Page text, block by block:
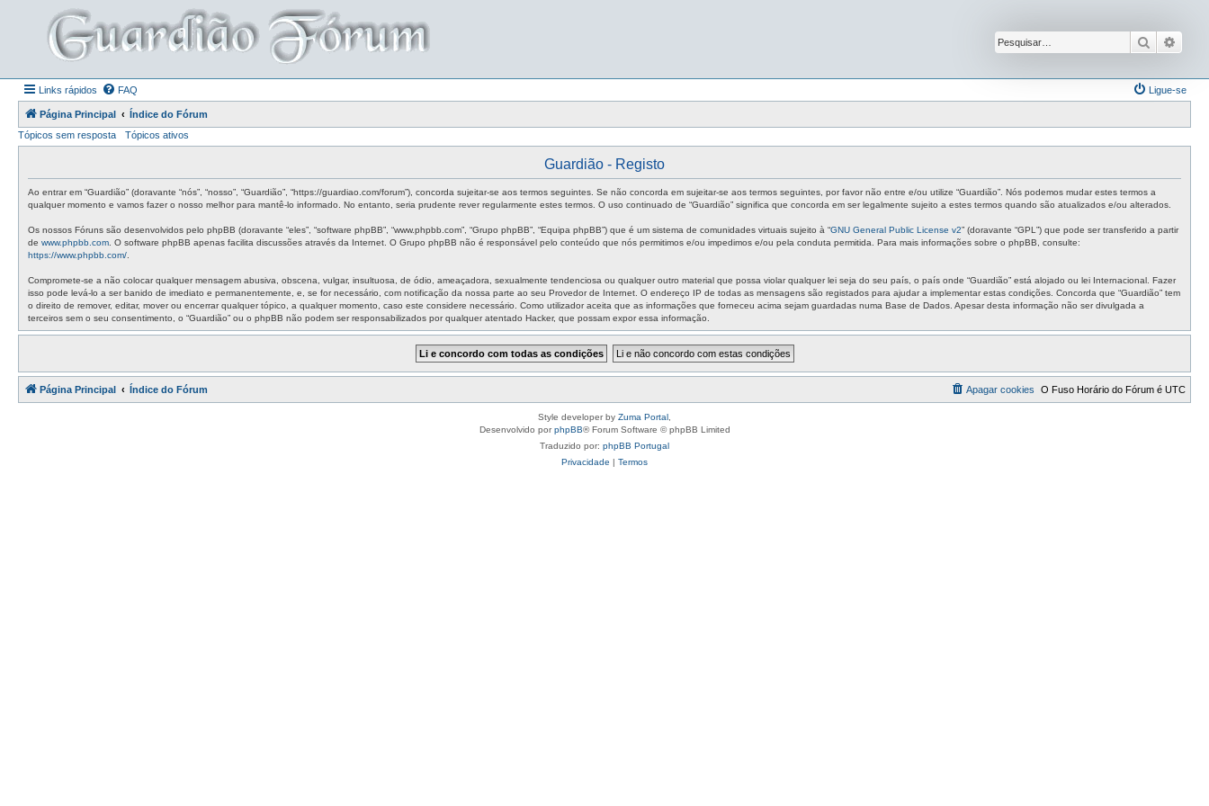
Pesquisar
Links rápidos FAQ Ligue-se
Página Principal
Índice do Fórum
Tópicos sem resposta
Tópicos ativos
Guardião - Registo
Ao entrar em “Guardião” (doravante “nós”, “nosso”, “Guardião”, “https://guardiao.com/forum”), concorda sujeitar-se aos termos seguintes. Se não concorda em sujeitar-se aos termos seguintes, por favor não entre e/ou utilize “Guardião”. Nós podemos mudar estes termos a
qualquer momento e vamos fazer o nosso melhor para mantê-lo informado. No entanto, seria prudente rever regularmente estes termos. O uso continuado de “Guardião” significa que concorda em ser legalmente sujeito a estes termos quando são atualizados e/ou alterados.
Os nossos Fóruns são desenvolvidos pelo phpBB (doravante “eles”, “software phpBB”, “www.phpbb.com”, “Grupo phpBB”, “Equipa phpBB”) que é um sistema de comunidades virtuais sujeito à “GNU General Public License v2” (doravante “GPL”) que pode ser transferido a partir
de www.phpbb.com . O software phpBB apenas facilita discussões através da Internet. O Grupo phpBB não é responsável pelo conteúdo que nós permitimos e/ou impedimos e/ou pela conduta permitida. Para mais informações sobre o phpBB, consulte:
https://www.phpbb.com/
Compromete-se a não colocar qualquer mensagem abusiva, obscena, vulgar, insultuosa, de ódio, ameaçadora, sexualmente tendenciosa ou qualquer outro material que possa violar qualquer lei seja do seu país, o país onde “Guardião” está alojado ou lei Internacional. Fazer
isso pode levá-lo a ser banido de imediato e permanentemente, e, se for necessário, com notificação da nossa parte ao seu Provedor de Internet. O endereço IP de todas as mensagens são registados para ajudar a implementar estas condições. Concorda que “Guardião” tem
o direito de remover, editar, mover ou encerrar qualquer tópico, a qualquer momento, caso este considere necessário. Como utilizador aceita que as informações que forneceu acima sejam guardadas numa Base de Dados. Apesar desta informação não ser divulgada a
terceiros sem o seu consentimento, o “Guardião” ou o phpBB não podem ser responsabilizados por qualquer atentado Hacker, que possam expor essa informação.
Página Principal Índice do Fórum O Fuso Horário do Fórum é UTC
Apagar cookies
Style developer by Zuma Portal
Desenvolvido porphpBB® Forum Software © phpBB Limited
Traduzido por: phpBB Portugal
Privacidade | Termos